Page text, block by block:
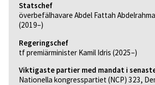
Statschef
överbefälhavare Abdel Fattah
(2019–)
Regeringschef
tf premiärminister Kamil Idris (2025–)
Viktigaste partier med mandat i
Nationella kongresspartiet (NCP) 323,